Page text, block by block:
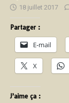
18 juillet 2017
Partager :
E-mail
X
J’aime ça :